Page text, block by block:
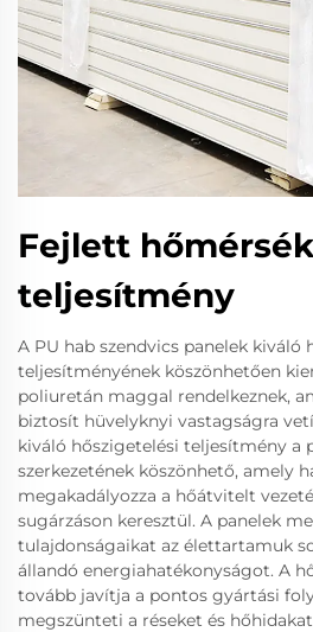
Fejlett
teljesítmény
A PU hab szendvics panelek kiváló
teljesítményének köszönhetően
poliuretán maggal rendelkeznek,
biztosít hüvelyknyi vastagságra
kiváló hőszigetelési teljesítmény a
szerkezetének köszönhető, amely
megakadályozza a hőátvitelt
sugárzáson keresztül. A panelek
tulajdonságaikat az élettartamuk
állandó energiahatékonyságot. A
tovább javítja a pontos gyártási
megszünteti a réseket és